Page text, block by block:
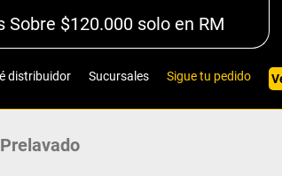
Sobre $120.000 solo en RM
distribuidor Sucursales Sigue tu pedido